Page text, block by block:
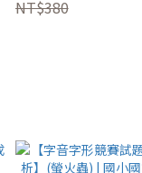
NT$380